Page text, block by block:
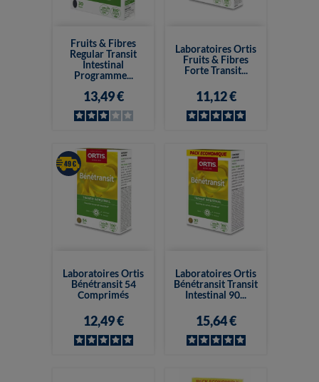
Fruits & Fibres
Regular Transit
Intestinal
Programme...
13,49 €
Laboratoires Ortis
Fruits & Fibres
Forte Transit...
11,12 €
Laboratoires Ortis
Bénétransit 54
Comprimés
12,49 €
Laboratoires Ortis
Bénétransit Transit
Intestinal 90...
15,64 €